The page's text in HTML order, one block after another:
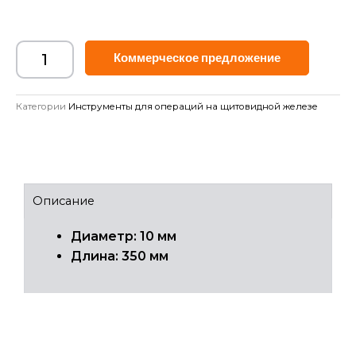
Коммерческое предложение
Категории Инструменты для операций на щитовидной железе
Описание
Диаметр: 10 мм
Длина: 350 мм